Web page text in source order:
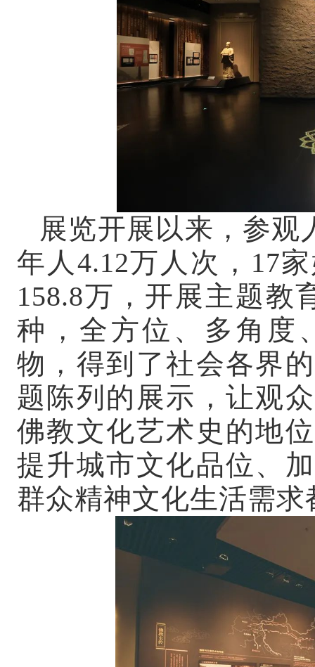
展览开展以来，参观
年人4.12万人次，17
158.8万，开展主题教
种，全方位、多角度
物，得到了社会各界
题陈列的展示，让观
佛教文化艺术史的地
提升城市文化品位、
群众精神文化生活需